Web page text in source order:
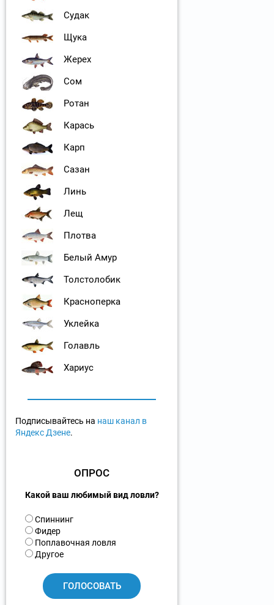
Судак
Щука
Жерех
Сом
Ротан
Карась
Карп
Сазан
Линь
Лещ
Плотва
Белый Амур
Толстолобик
Красноперка
Уклейка
Голавль
Хариус
Подписывайтесь на наш канал в
Яндекс Дзене.
ОПРОС
Какой ваш любимый вид ловли?
В
а
р
и
Спиннинг
Фидер
Поплавочная ловля
Другое